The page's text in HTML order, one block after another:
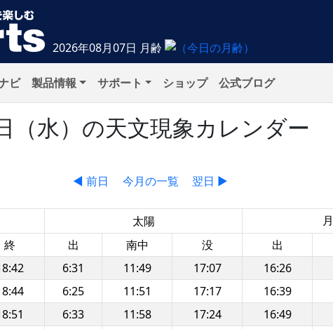
2026年08月07日 月齢
ビ 製品情報 サポート ショップ 公式ブログ
（水）の天文現象カレンダー
◀ 前日 今月の一覧 翌日 ▶
太陽
月
終 出 南中 没 出
6:31 11:49 17:07 16:26
6:25 11:51 17:17 16:39
6:33 11:58 17:24 16:49